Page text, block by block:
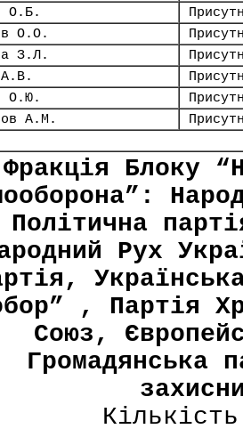
О.Б.
О.О.
З.Л.
А.В.
О.Ю.
А.М.
Фракція Блоку
Політична
Рух
, Партія
Союз,
Громадянська